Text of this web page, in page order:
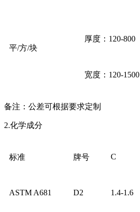
平/方/块
厚度：120-800
宽度：120-1500
备注：公差可根据要求定制
2.化学成分
标准 牌号 C
ASTM A681 D2 1.4-1.6